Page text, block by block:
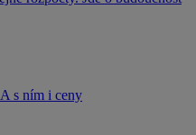
s ním i ceny